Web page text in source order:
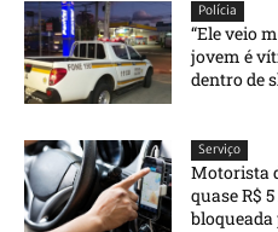
Polícia
“Ele veio
jovem é
dentro de
Serviço
Motorista
quase R$